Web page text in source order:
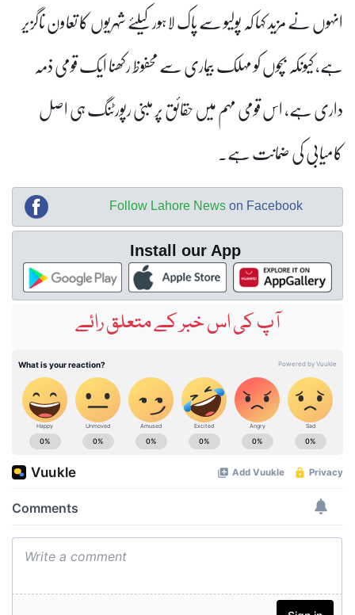
انہوں نے مزید کہا کہ پولیو سے پاک لاہور کیلئے شہریوں کا تعاون ناگزیر
ہے، کیونکہ بچوں کو مہلک بیماری سے محفوظ رکھنا ایک قومی ذمہ
داری ہے، اس قومی مہم میں حقائق پر مبنی رپورٹنگ ہی اصل
کامیابی کی ضمانت ہے۔
Follow Lahore News on Facebook
Install our App
آپ کی اس خبر کے متعلق رائے